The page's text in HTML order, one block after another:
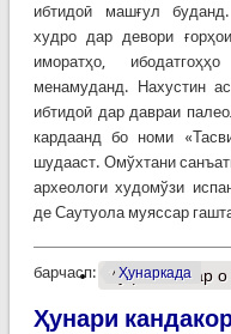
ибтидоӣ машғул
худро дар девори
иморатҳо,
менамуданд. Нахустин
ибтидоӣ дар давраи
кардаанд бо номи
шудааст. Омўхтани
археологи худомўзи
де Саутуола муяссар
барчасп: Ҳунаркада
Муфассалтар о
Ҳунари